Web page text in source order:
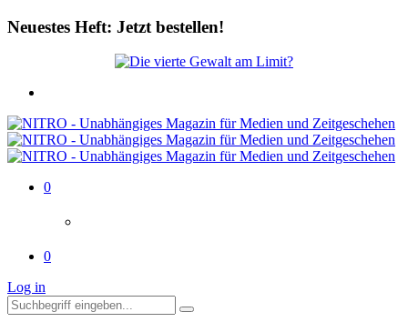
Neuestes Heft: Jetzt bestellen!
0
0
Log in